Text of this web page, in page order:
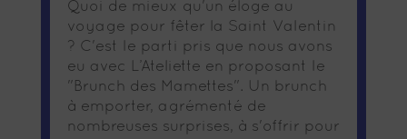
Quoi de mieux qu'un éloge au
voyage pour fêter la Saint Valentin
? C'est le parti pris que nous avons
eu avec L’Ateliette en proposant le
"Brunch des Mamettes". Un brunch
à emporter, agrémenté de
nombreuses surprises, à s'offrir pour